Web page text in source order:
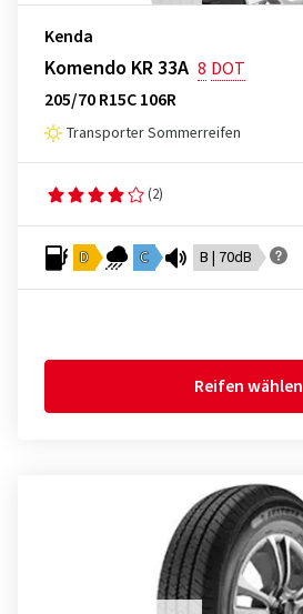
Kenda
Komendo KR 33A 8 DOT
205/70 R15C 106R
Transporter Sommerreifen
(2)
D C B | 70dB
Reifen wählen